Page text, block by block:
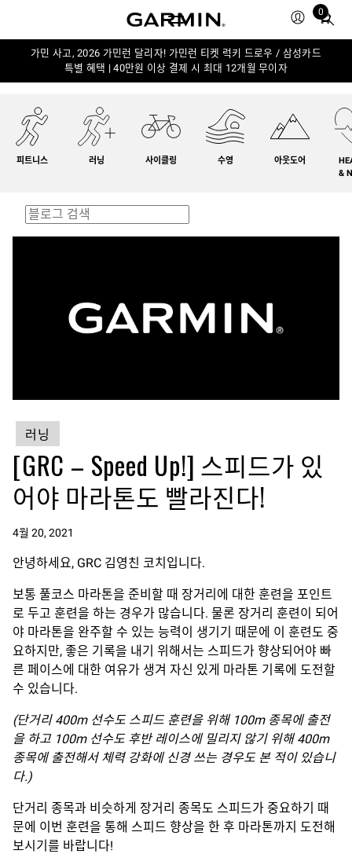
0
Total
in
가민 사고, 2026 가민런 달리자! 가민런 티켓 럭키 드로우 / 삼성카드
특별 혜택 | 40만원 이상 결제 시 최대 12개월 무이자
피트니스 러닝 사이클링 수영 아웃도어
&
러닝
[GRC – Speed Up!] 스피드가 있
어야 마라톤도 빨라진다!
4월 20, 2021
안녕하세요, GRC 김영친 코치입니다.
보통 풀코스 마라톤을 준비할 때 장거리에 대한 훈련을 포인트
로 두고 훈련을 하는 경우가 많습니다. 물론 장거리 훈련이 되어
야 마라톤을 완주할 수 있는 능력이 생기기 때문에 이 훈련도 중
요하지만, 좋은 기록을 내기 위해서는 스피드가 향상되어야 빠
른 페이스에 대한 여유가 생겨 자신 있게 마라톤 기록에 도전할
수 있습니다.
(단거리 400m 선수도 스피드 훈련을 위해 100m 종목에 출전
을 하고 100m 선수도 후반 레이스에 밀리지 않기 위해 400m
종목에 출전해서 체력 강화에 신경 쓰는 경우도 본 적이 있습니
다.)
단거리 종목과 비슷하게 장거리 종목도 스피드가 중요하기 때
문에 이번 훈련을 통해 스피드 향상을 한 후 마라톤까지 도전해
보시기를 바랍니다!